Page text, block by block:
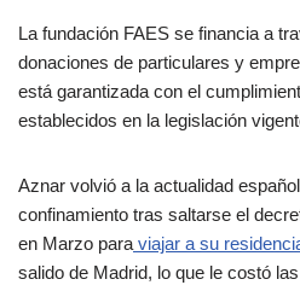
La fundación FAES se financia a
donaciones de particulares y
está garantizada con el
establecidos en la legislación
Aznar volvió a la actualidad
confinamiento tras saltarse el
en Marzo para viajar a su
salido de Madrid, lo que le costó